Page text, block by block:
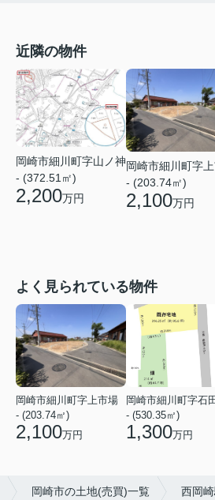
近隣の物件
岡崎市細川町字山ノ神
- (372.51㎡)
2,200万円
岡崎市細川町字
- (203.74㎡)
2,100万円
よく見られている物件
岡崎市細川町字上市場
- (203.74㎡)
2,100万円
岡崎市細川町字石
- (530.35㎡)
1,300万円
岡崎市の土地(売買)一覧 西岡